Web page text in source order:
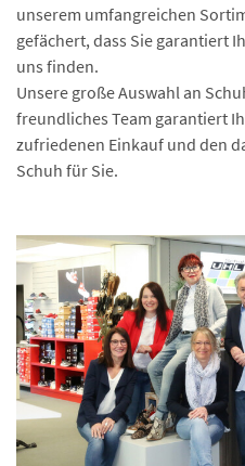
unserem umfangreichen
gefächert, dass Sie garantiert
uns finden.
Unsere große Auswahl an
freundliches Team garantiert
zufriedenen Einkauf und den
Schuh für Sie.